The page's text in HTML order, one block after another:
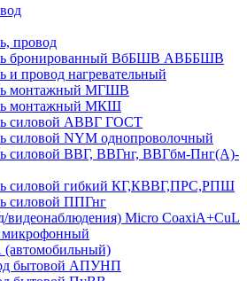
провод
бронированный ВбБШВ АВББШВ
и провод нагревательный
монтажный МГШВ
монтажный МКШ
силовой АВВГ ГОСТ
силовой NYM однопроволочный
силовой ВВГ, ВВГнг, ВВГбм-Пнг(А)-
силовой гибкий КГ,КВВГ,ПРС,РПШ
силовой ППГнг
Micro CoaxiA+CuL
бытовой АПУНП